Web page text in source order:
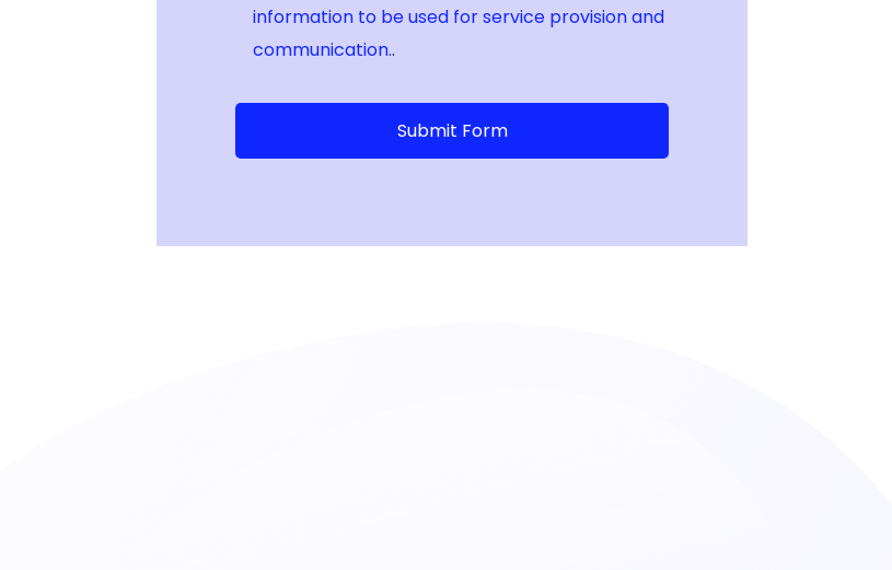
information to be used for service provision and
communication..